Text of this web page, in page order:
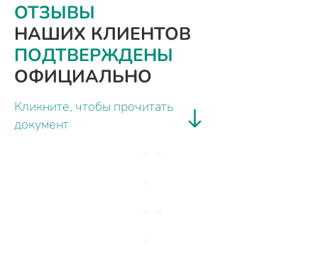
ОТЗЫВЫ
НАШИХ КЛИЕНТОВ
ПОДТВЕРЖДЕНЫ
ОФИЦИАЛЬНО
Кликните, чтобы прочитать
документ